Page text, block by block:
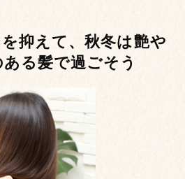
抑えて、秋冬は艶や
る髪で過ごそう